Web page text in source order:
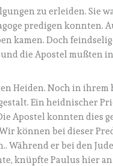
zu erleiden. Sie
predigen konnten.
kamen. Doch
die Apostel mußten
Heiden. Noch in ihrem
Ein heidnischer
Apostel konnten dies
können bei dieser
Während er bei den
knüpfte Paulus hier